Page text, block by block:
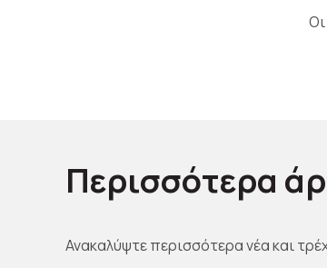
Περισσότερα
Ανακαλύψτε περισσότερα νέα και